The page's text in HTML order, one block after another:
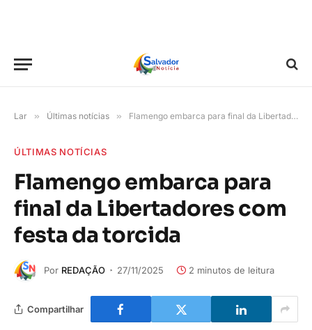
Lar » Últimas notícias » Flamengo embarca para final da Libertadores com festa da torcida
ÚLTIMAS NOTÍCIAS
Flamengo embarca para
final da Libertadores com
festa da torcida
Por REDAÇÃO 27/11/2025 2 minutos de leitura
Compartilhar